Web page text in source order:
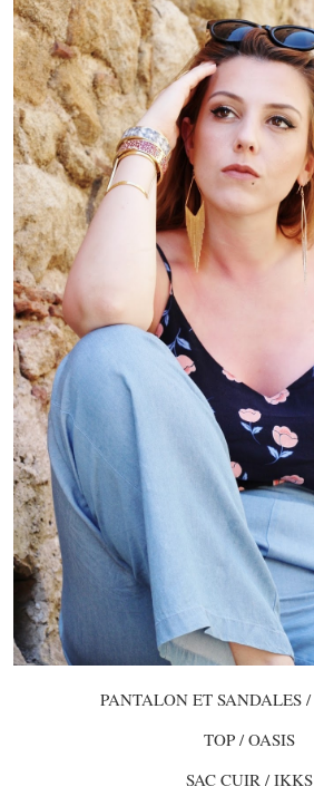
PANTALON ET SANDALES /
TOP / OASIS
SAC CUIR / IKKS